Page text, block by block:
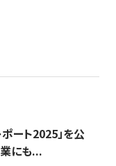
ート2025」を公
にも...